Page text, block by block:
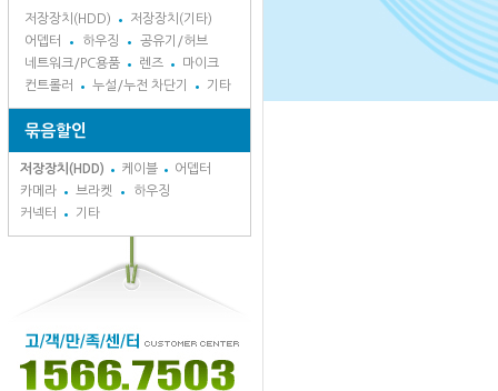
저장장치(HDD)
저장장치(기타)
어뎁터
하우징
공유기/허브
네트워크/PC용품
렌즈
마이크
컨트롤러
누설/누전 차단기 기타
묶음할인
저장장치(HDD) 케이블
어뎁터
카메라
브라켓
하우징
커넥터
기타